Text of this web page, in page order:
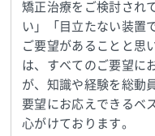
矯正治療をご検討され
い」「目立たない装置
ご要望があることと思
は、すべてのご要望に
が、知識や経験を総動
要望にお応えできるベ
心がけております。